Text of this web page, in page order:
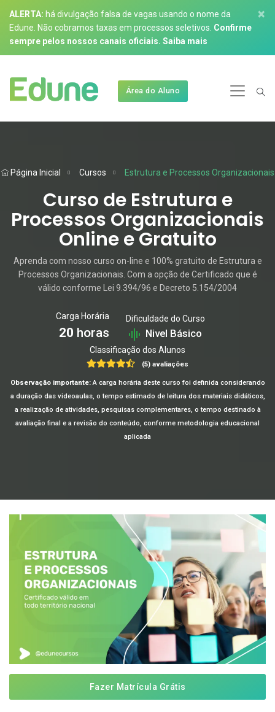
ALERTA: há divulgação falsa de vagas usando o nome da
Edune. Não cobramos taxas em processos seletivos. Confirme
sempre pelos nossos canais oficiais. Saiba mais
×
Área do Aluno
Página Inicial Cursos Estrutura e Processos Organizacionais
Curso de Estrutura e
Processos Organizacionais
Online e Gratuito
Aprenda com nosso curso on-line e 100% gratuito de Estrutura e
Processos Organizacionais. Com a opção de Certificado que é
válido conforme Lei 9.394/96 e Decreto 5.154/2004
Carga Horária
20 horas
Dificuldade do Curso
Nivel Básico
Classificação dos Alunos
(5) avaliações
Observação importante:A carga horária deste curso foi definida considerando
a duração das videoaulas, o tempo estimado de leitura dos materiais didáticos,
a realização de atividades, pesquisas complementares, o tempo destinado à
avaliação final e a revisão do conteúdo, conforme metodologia educacional
aplicada
Fazer Matrícula Grátis